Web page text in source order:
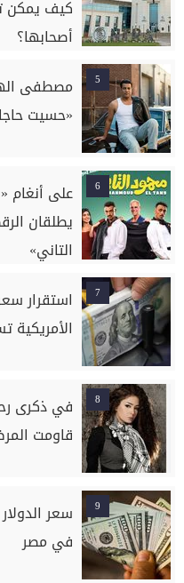
كيف يمكن
أصحابها؟
5
مصطفى
«حسيت
6
على أنغام
يطلقان
التاني»
7
استقرار
الأمريكية تسجل 49.88 جنيه
8
في ذكرى
قاومت
9
في مصر